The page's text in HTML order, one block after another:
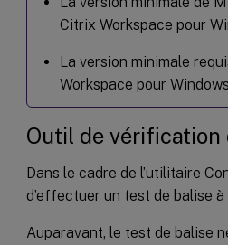
Citrix Workspace pour
La version minimale
Workspace pour
Outil de vérification
Dans le cadre de l’utilitaire
d’effectuer un test de balise à
Auparavant, le test de balise